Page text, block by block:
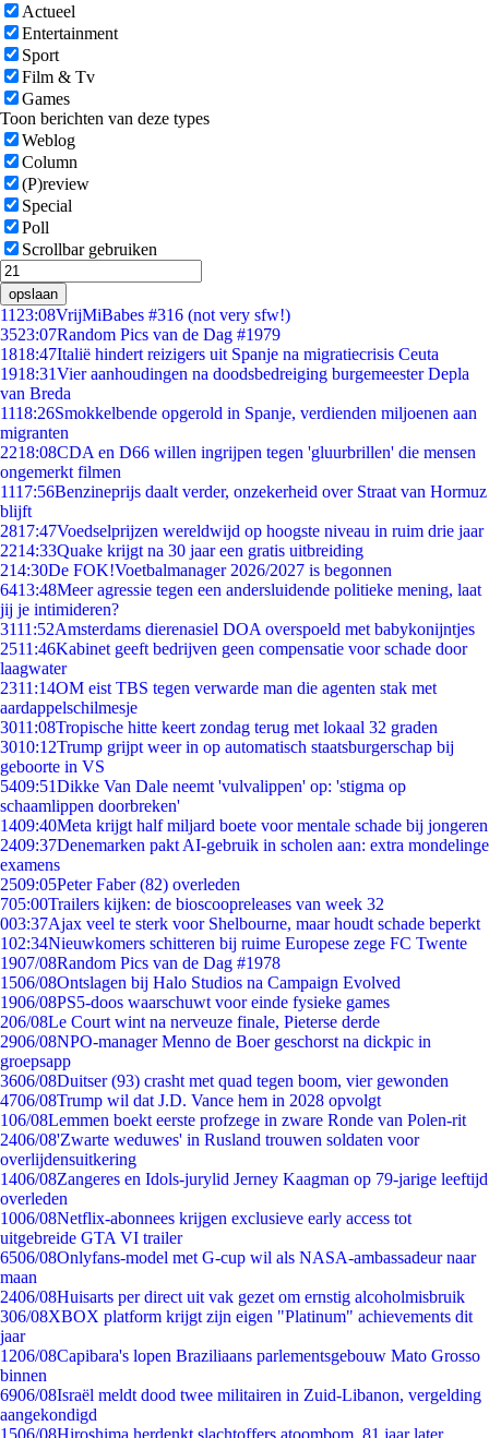
Actueel
Entertainment
Sport
Film & Tv
Games
Toon berichten van deze types
Weblog
Column
(P)review
Special
Poll
Scrollbar gebruiken
opslaan
11 23:08VrijMiBabes #316 (not very sfw!)
3523:07Random Pics van de Dag #1979
1818:47Italië hindert reizigers uit Spanje na migratiecrisis Ceuta
1918:31Vier aanhoudingen na doodsbedreiging burgemeester Depla
van Breda
1118:26Smokkelbende opgerold in Spanje, verdienden miljoenen aan
migranten
2218:08CDA en D66 willen ingrijpen tegen 'gluurbrillen' die mensen
ongemerkt filmen
1117:56Benzineprijs daalt verder, onzekerheid over Straat van Hormuz
blijft
2817:47Voedselprijzen wereldwijd op hoogste niveau in ruim drie jaar
2214:33Quake krijgt na 30 jaar een gratis uitbreiding
214:30De FOK!Voetbalmanager 2026/2027 is begonnen
6413:48Meer agressie tegen een andersluidende politieke mening, laat
jij je intimideren?
3111:52Amsterdams dierenasiel DOA overspoeld met babykonijntjes
2511:46Kabinet geeft bedrijven geen compensatie voor schade door
laagwater
2311:14OM eist TBS tegen verwarde man die agenten stak met
aardappelschilmesje
3011:08Tropische hitte keert zondag terug met lokaal 32 graden
3010:12Trump grijpt weer in op automatisch staatsburgerschap bij
geboorte in VS
5409:51Dikke Van Dale neemt 'vulvalippen' op: 'stigma op
schaamlippen doorbreken'
1409:40Meta krijgt half miljard boete voor mentale schade bij jongeren
2409:37Denemarken pakt AI-gebruik in scholen aan: extra mondelinge
examens
2509:05Peter Faber (82) overleden
705:00Trailers kijken: de bioscoopreleases van week 32
003:37Ajax veel te sterk voor Shelbourne, maar houdt schade beperkt
102:34Nieuwkomers schitteren bij ruime Europese zege FC Twente
1907/08Random Pics van de Dag #1978
1506/08Ontslagen bij Halo Studios na Campaign Evolved
1906/08PS5-doos waarschuwt voor einde fysieke games
206/08Le Court wint na nerveuze finale, Pieterse derde
2906/08NPO-manager Menno de Boer geschorst na dickpic in
groepsapp
3606/08Duitser (93) crasht met quad tegen boom, vier gewonden
4706/08Trump wil dat J.D. Vance hem in 2028 opvolgt
106/08Lemmen boekt eerste profzege in zware Ronde van Polen-rit
2406/08'Zwarte weduwes' in Rusland trouwen soldaten voor
overlijdensuitkering
1406/08Zangeres en Idols-jurylid Jerney Kaagman op 79-jarige leeftijd
overleden
1006/08Netflix-abonnees krijgen exclusieve early access tot
uitgebreide GTA VI trailer
6506/08Onlyfans-model met G-cup wil als NASA-ambassadeur naar
maan
2406/08Huisarts per direct uit vak gezet om ernstig alcoholmisbruik
306/08XBOX platform krijgt zijn eigen "Platinum" achievements dit
jaar
1206/08Capibara's lopen Braziliaans parlementsgebouw Mato Grosso
binnen
6906/08Israël meldt dood twee militairen in Zuid-Libanon, vergelding
aangekondigd
1506/08Hiroshima herdenkt slachtoffers atoombom, 81 jaar later